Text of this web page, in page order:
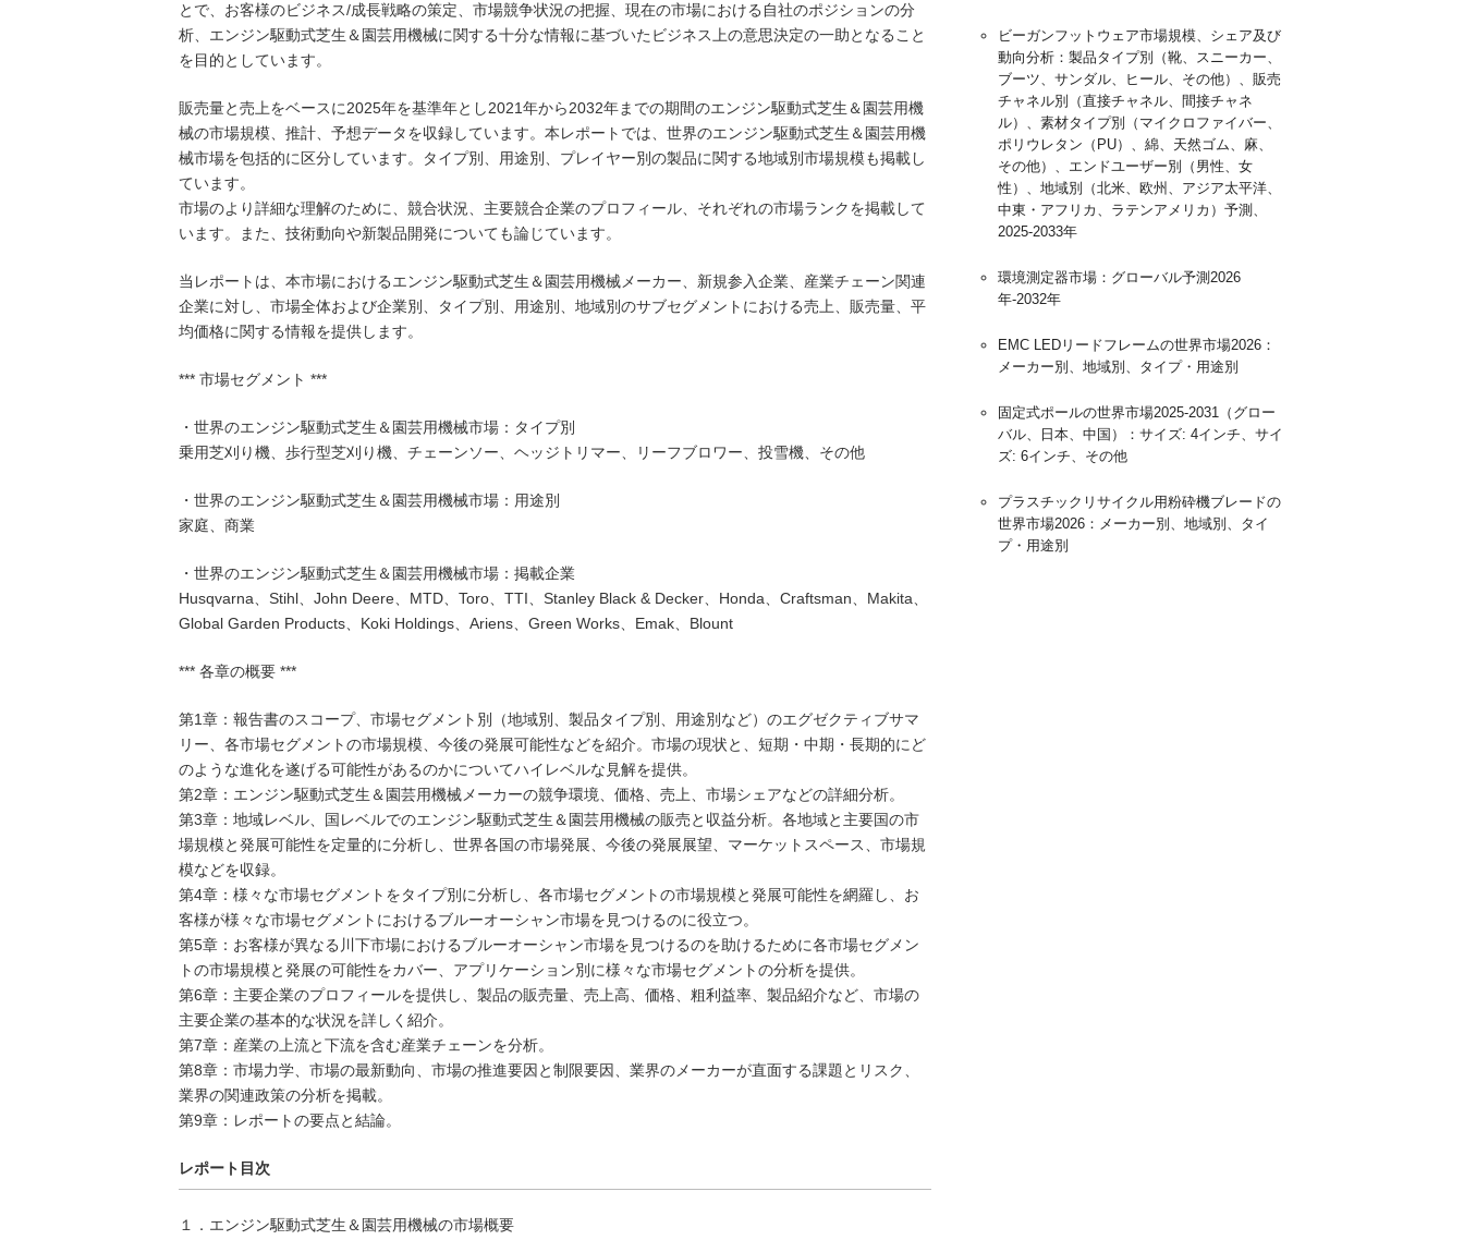
とで、お客様のビジネス/成長戦略の策定、市場競争状況の把握、現在の市場における自社のポジションの分
析、エンジン駆動式芝生＆園芸用機械に関する十分な情報に基づいたビジネス上の意思決定の一助となること
を目的としています。
販売量と売上をベースに2025年を基準年とし2021年から2032年までの期間のエンジン駆動式芝生＆園芸用機
械の市場規模、推計、予想データを収録しています。本レポートでは、世界のエンジン駆動式芝生＆園芸用機
械市場を包括的に区分しています。タイプ別、用途別、プレイヤー別の製品に関する地域別市場規模も掲載し
ています。
市場のより詳細な理解のために、競合状況、主要競合企業のプロフィール、それぞれの市場ランクを掲載して
います。また、技術動向や新製品開発についても論じています。
当レポートは、本市場におけるエンジン駆動式芝生＆園芸用機械メーカー、新規参入企業、産業チェーン関連
企業に対し、市場全体および企業別、タイプ別、用途別、地域別のサブセグメントにおける売上、販売量、平
均価格に関する情報を提供します。
*** 市場セグメント ***
・世界のエンジン駆動式芝生＆園芸用機械市場：タイプ別
乗用芝刈り機、歩行型芝刈り機、チェーンソー、ヘッジトリマー、リーフブロワー、投雪機、その他
・世界のエンジン駆動式芝生＆園芸用機械市場：用途別
家庭、商業
・世界のエンジン駆動式芝生＆園芸用機械市場：掲載企業
Husqvarna、Stihl、John Deere、MTD、Toro、TTI、Stanley Black & Decker、Honda、Craftsman、Makita、
Global Garden Products、Koki Holdings、Ariens、Green Works、Emak、Blount
*** 各章の概要 ***
第1章：報告書のスコープ、市場セグメント別（地域別、製品タイプ別、用途別など）のエグゼクティブサマ
リー、各市場セグメントの市場規模、今後の発展可能性などを紹介。市場の現状と、短期・中期・長期的にど
のような進化を遂げる可能性があるのかについてハイレベルな見解を提供。
第2章：エンジン駆動式芝生＆園芸用機械メーカーの競争環境、価格、売上、市場シェアなどの詳細分析。
第3章：地域レベル、国レベルでのエンジン駆動式芝生＆園芸用機械の販売と収益分析。各地域と主要国の市
場規模と発展可能性を定量的に分析し、世界各国の市場発展、今後の発展展望、マーケットスペース、市場規
模などを収録。
第4章：様々な市場セグメントをタイプ別に分析し、各市場セグメントの市場規模と発展可能性を網羅し、お
客様が様々な市場セグメントにおけるブルーオーシャン市場を見つけるのに役立つ。
第5章：お客様が異なる川下市場におけるブルーオーシャン市場を見つけるのを助けるために各市場セグメン
トの市場規模と発展の可能性をカバー、アプリケーション別に様々な市場セグメントの分析を提供。
第6章：主要企業のプロフィールを提供し、製品の販売量、売上高、価格、粗利益率、製品紹介など、市場の
主要企業の基本的な状況を詳しく紹介。
第7章：産業の上流と下流を含む産業チェーンを分析。
第8章：市場力学、市場の最新動向、市場の推進要因と制限要因、業界のメーカーが直面する課題とリスク、
業界の関連政策の分析を掲載。
第9章：レポートの要点と結論。
レポート目次
１．エンジン駆動式芝生＆園芸用機械の市場概要
ビーガンフットウェア市場規模、シェア及び
動向分析：製品タイプ別（靴、スニーカー、
ブーツ、サンダル、ヒール、その他）、販売
チャネル別（直接チャネル、間接チャネ
ル）、素材タイプ別（マイクロファイバー、
ポリウレタン（PU）、綿、天然ゴム、麻、
その他）、エンドユーザー別（男性、女
性）、地域別（北米、欧州、アジア太平洋、
中東・アフリカ、ラテンアメリカ）予測、
2025-2033年
環境測定器市場：グローバル予測2026
年-2032年
EMC LEDリードフレームの世界市場2026：
メーカー別、地域別、タイプ・用途別
固定式ポールの世界市場2025-2031（グロー
バル、日本、中国）：サイズ: 4インチ、サイ
ズ: 6インチ、その他
プラスチックリサイクル用粉砕機ブレードの
世界市場2026：メーカー別、地域別、タイ
プ・用途別